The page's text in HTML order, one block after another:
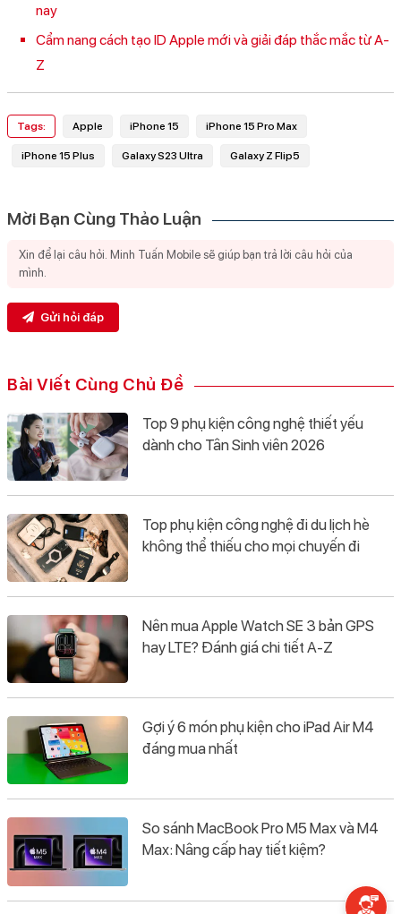
nay
Cẩm nang cách tạo ID Apple mới và giải đáp thắc mắc từ A-
Z
Tags: Apple iPhone 15 iPhone 15 Pro Max
iPhone 15 Plus Galaxy S23 Ultra Galaxy Z Flip5
Mời Bạn Cùng Thảo Luận
Gửi hỏi đáp
Bài Viết Cùng Chủ Đề
Top 9 phụ kiện công nghệ thiết yếu
dành cho Tân Sinh viên 2026
Top phụ kiện công nghệ đi du lịch hè
không thể thiếu cho mọi chuyến đi
Nên mua Apple Watch SE 3 bản GPS
hay LTE? Đánh giá chi tiết A-Z
Gợi ý 6 món phụ kiện cho iPad Air M4
đáng mua nhất
So sánh MacBook Pro M5 Max và M4
Max: Nâng cấp hay tiết kiệm?